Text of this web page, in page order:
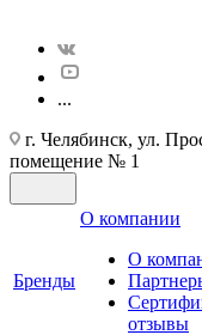
...
г. Челябинск, ул.
помещение № 1
Бренды
О компании
О
отзывы